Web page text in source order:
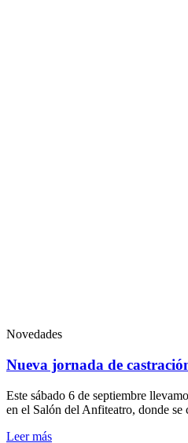
Novedades
Nueva jornada de
Este sábado 6 de septiembre
en el Salón del Anfiteatro, donde se
Leer más